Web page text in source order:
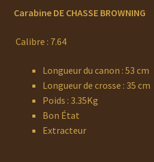
Carabine DE CHASSE BROWNING
Calibre : 7.64
Longueur du canon : 53 cm
Longueur de crosse : 35 cm
Poids : 3.35Kg
Bon État
Extracteur